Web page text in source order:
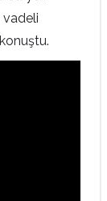
vadeli